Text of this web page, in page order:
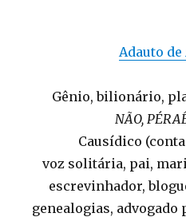
Adauto
Gênio, bilionário,
NÃO,
Causídico
voz solitária, pai,
escrevinhador,
genealogias,